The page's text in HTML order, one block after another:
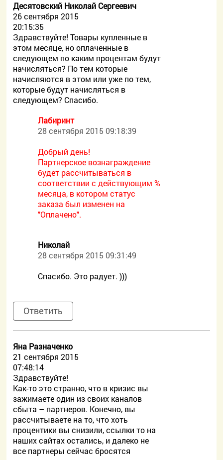
Десятовский Николай Сергеевич
26 сентября 2015
20:15:35
Здравствуйте! Товары купленные в
этом месяце, но оплаченные в
следующем по каким процентам будут
начисляться? По тем которые
начисляются в этом или уже по тем,
которые будут начисляться в
следующем? Спасибо.
Лабиринт
28 сентября 2015 09:18:39
Добрый день!
Партнерское вознаграждение
будет рассчитываться в
соответствии с действующим %
месяца, в котором статус
заказа был изменен на
"Оплачено".
Николай
28 сентября 2015 09:31:49
Спасибо. Это радует. )))
Ответить
Яна Разначенко
21 сентября 2015
07:48:14
Здравствуйте!
Как-то это странно, что в кризис вы
зажимаете один из своих каналов
сбыта – партнеров. Конечно, вы
рассчитываете на то, что хоть
процентики вы снизили, ссылки то на
наших сайтах остались, и далеко не
все партнеры сейчас бросятся